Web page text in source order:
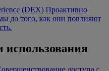
(DEX) Проактивно
до того, как они повлияют
использования
доступа с